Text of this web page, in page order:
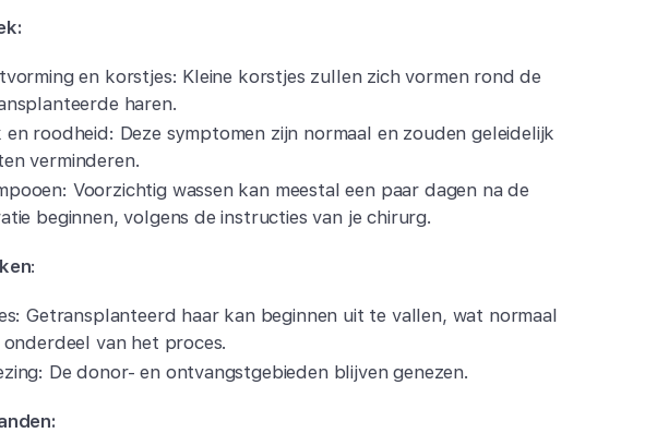
en korstjes: Kleine korstjes zullen zich vormen rond de
haren.
en roodheid: Deze symptomen zijn normaal en zouden geleidelijk
verminderen.
Voorzichtig wassen kan meestal een paar dagen na de
beginnen, volgens de instructies van je chirurg.
:
Getransplanteerd haar kan beginnen uit te vallen, wat normaal
onderdeel van het proces.
De donor- en ontvangstgebieden blijven genezen.